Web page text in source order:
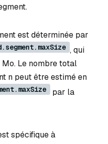
est déterminée par
, qui
Le nombre total
n peut être estimé en
par la
spécifique à